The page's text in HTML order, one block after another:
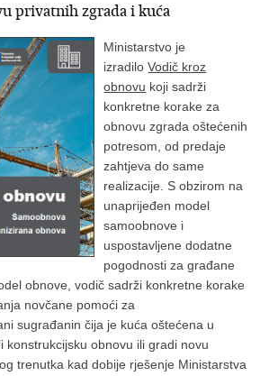
privatnih zgrada i kuća
Ministarstvo je
izradiloVodič kroz
obnovu koji sadrži
konkretne korake za
obnovu zgrada oštećenih
potresom, od predaje
zahtjeva do same
realizacije. S obzirom na
unaprijeđen model
samoobnove i
uspostavljene dodatne
pogodnosti za građane
obnove, vodič sadrži konkretne korake
novčane pomoći za
sugrađanin čija je kuća oštećena u
konstrukcijsku obnovu ili gradi novu
trenutka kad dobije rješenje Ministarstva